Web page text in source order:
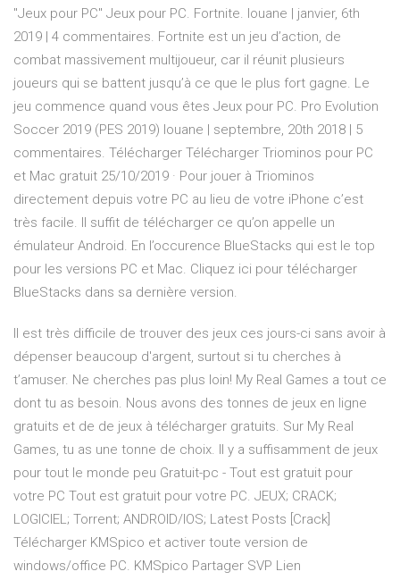
"Jeux pour PC" Jeux pour PC. Fortnite. louane | janvier, 6th
2019 | 4 commentaires. Fortnite est un jeu d’action, de
combat massivement multijoueur, car il réunit plusieurs
joueurs qui se battent jusqu’à ce que le plus fort gagne. Le
jeu commence quand vous êtes Jeux pour PC. Pro Evolution
Soccer 2019 (PES 2019) louane | septembre, 20th 2018 | 5
commentaires. Télécharger Télécharger Triominos pour PC
et Mac gratuit 25/10/2019 · Pour jouer à Triominos
directement depuis votre PC au lieu de votre iPhone c’est
très facile. Il suffit de télécharger ce qu’on appelle un
émulateur Android. En l’occurence BlueStacks qui est le top
pour les versions PC et Mac. Cliquez ici pour télécharger
BlueStacks dans sa dernière version.
Il est très difficile de trouver des jeux ces jours-ci sans avoir à
dépenser beaucoup d'argent, surtout si tu cherches à
t’amuser. Ne cherches pas plus loin! My Real Games a tout ce
dont tu as besoin. Nous avons des tonnes de jeux en ligne
gratuits et de de jeux à télécharger gratuits. Sur My Real
Games, tu as une tonne de choix. Il y a suffisamment de jeux
pour tout le monde peu Gratuit-pc - Tout est gratuit pour
votre PC Tout est gratuit pour votre PC. JEUX; CRACK;
LOGICIEL; Torrent; ANDROID/IOS; Latest Posts [Crack]
Télécharger KMSpico et activer toute version de
windows/office PC. KMSpico Partager SVP Lien